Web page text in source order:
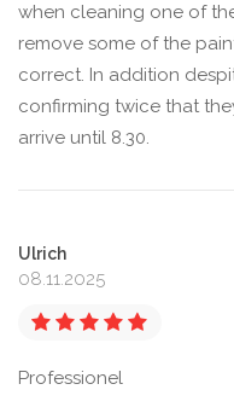
when cleaning one of
remove some of the
correct. In addition
confirming twice that
arrive until 8.30.
Ulrich
08.11.2025
Professionel